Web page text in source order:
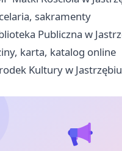
sakramenty
Publiczna w
karta, katalog online
Kultury w